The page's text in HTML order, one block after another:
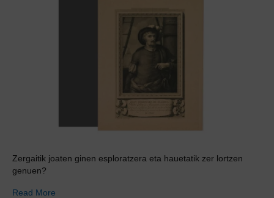
Zergaitik joaten ginen esploratzera eta hauetatik zer lortzen
genuen?
Read More